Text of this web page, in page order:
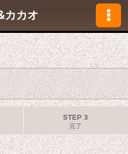
カカオ
STEP 3
完了